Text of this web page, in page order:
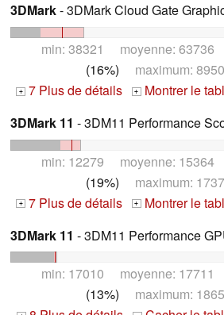
3DMark- 3DMark Cloud Gate
min: 38321 moyenne:
(16%) maximum:
+ 7 Plus de détails + Montrer le
3DMark 11 - 3DM11 Performance
min: 12279 moyenne:
(19%) maximum:
+ 7 Plus de détails + Montrer le
3DMark 11 - 3DM11 Performance
min: 17010 moyenne:
(13%) maximum: